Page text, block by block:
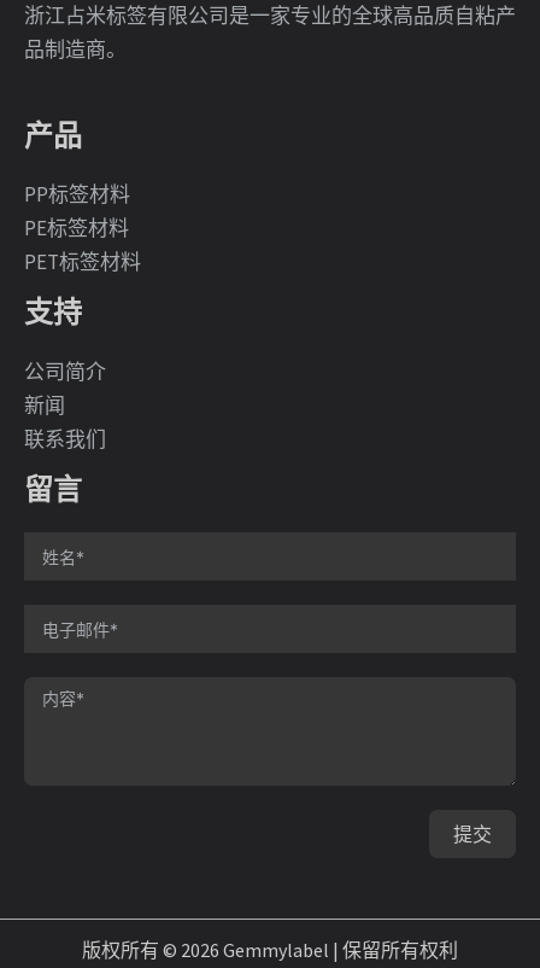
浙江占米标签有限公司是一家专业的全球高品质自粘产
品制造商。
产品
PP标签材料
PE标签材料
PET标签材料
支持
公司简介
新闻
联系我们
留言
提交
版权所有 © 2026 Gemmylabel | 保留所有权利